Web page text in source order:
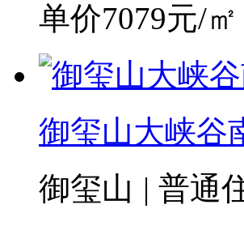
单价7079元/㎡
御玺山大峡谷
御玺山 | 普通